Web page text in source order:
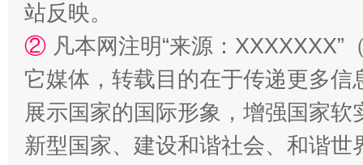
站反映。
② 凡本网注明“来源：
它媒体，转载目的在于传递更多
展示国家的国际形象，增强国家
新型国家、建设和谐社会、和谐